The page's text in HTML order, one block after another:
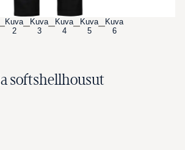
Kuva
2
Kuva
3
Kuva
4
Kuva
5
Kuva
6
softshellhousut